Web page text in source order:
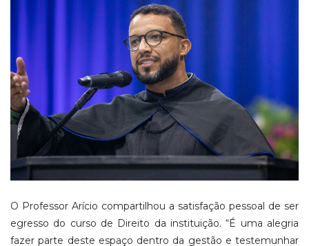
O Professor Arício compartilhou a satisfação pessoal de ser
egresso do curso de Direito da instituição. “É uma alegria
fazer parte deste espaço dentro da gestão e testemunhar